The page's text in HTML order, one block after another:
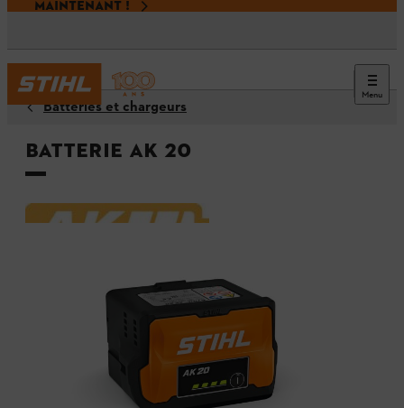
MAINTENANT !
Menu
Batteries et chargeurs
Batterie AK 20